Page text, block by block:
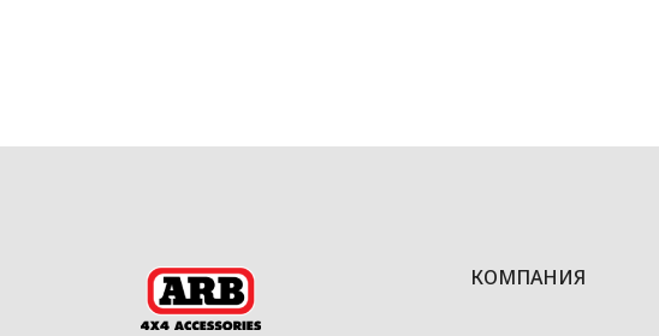
КОМПАНИЯ